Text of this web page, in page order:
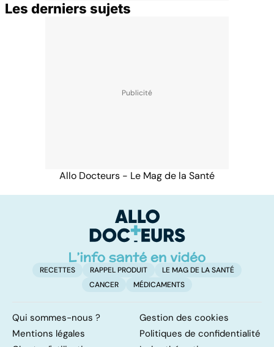
Les derniers sujets
Allo Docteurs - Le Mag de la Santé
RECETTES RAPPEL PRODUIT
LE MAG DE LA SANTÉ
CANCER
MÉDICAMENTS
Qui sommes-nous ?
Gestion des cookies
Mentions légales
Politiques de confidentialité